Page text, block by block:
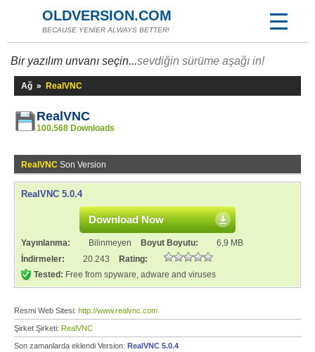
OLDVERSION.COM
BECAUSE YENİER ALWAYS BETTER!
Bir yazılım unvanı seçin...sevdiğin sürüme aşağı in!
Ağ » RealVNC
RealVNC
100.568 Downloads
RealVNC Son Version
RealVNC 5.0.4
Download Now
Yayınlanma: Bilinmeyen Boyut Boyutu:
6,9 MB
İndirmeler:
20.243
Rating:
Tested: Free from spyware, adware and viruses
Resmi Web Sitesi: http://www.realvnc.com
Şirket Şirketi: RealVNC
Son zamanlarda eklendi Version: RealVNC 5.0.4